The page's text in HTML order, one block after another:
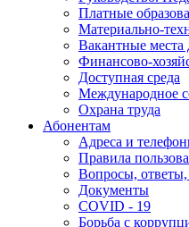
Платные
Материально-
Вакантные места
Финансово-
Доступная среда
Международное
Охрана труда
Абонентам
Адреса и
Правила
Вопросы,
Документы
COVID - 19
Борьба с